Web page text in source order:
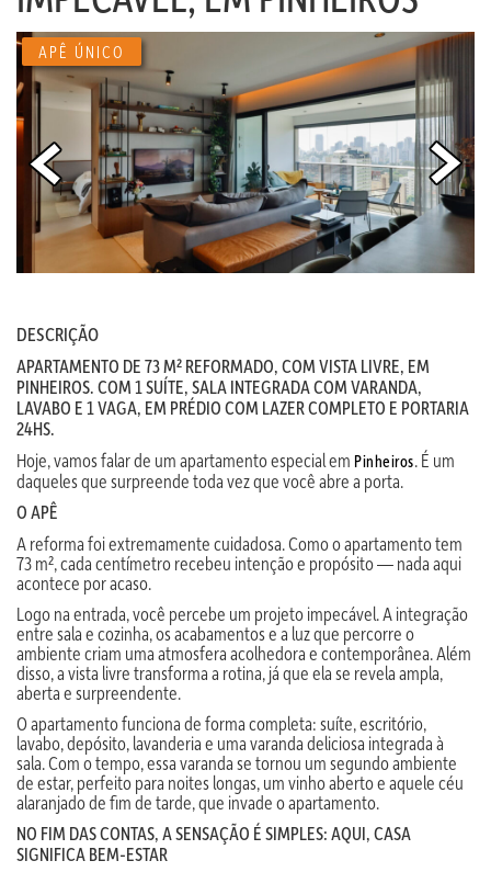
APÊ ÚNICO
DESCRIÇÃO
APARTAMENTO DE 73 M² REFORMADO, COM VISTA LIVRE, EM
PINHEIROS. COM 1 SUÍTE, SALA INTEGRADA COM VARANDA,
LAVABO E 1 VAGA, EM PRÉDIO COM LAZER COMPLETO E PORTARIA
24HS.
Hoje, vamos falar de um apartamento especial em Pinheiros. É um
daqueles que surpreende toda vez que você abre a porta.
O APÊ
A reforma foi extremamente cuidadosa. Como o apartamento tem
73 m², cada centímetro recebeu intenção e propósito — nada aqui
acontece por acaso.
Logo na entrada, você percebe um projeto impecável. A integração
entre sala e cozinha, os acabamentos e a luz que percorre o
ambiente criam uma atmosfera acolhedora e contemporânea. Além
disso, a vista livre transforma a rotina, já que ela se revela ampla,
aberta e surpreendente.
O apartamento funciona de forma completa: suíte, escritório,
lavabo, depósito, lavanderia e uma varanda deliciosa integrada à
sala. Com o tempo, essa varanda se tornou um segundo ambiente
de estar, perfeito para noites longas, um vinho aberto e aquele céu
alaranjado de fim de tarde, que invade o apartamento.
NO FIM DAS CONTAS, A SENSAÇÃO É SIMPLES: AQUI, CASA
SIGNIFICA BEM-ESTAR